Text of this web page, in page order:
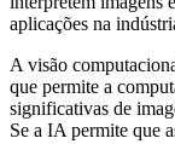
aplicações na
A visão
que permite a
significativas de
Se a IA permite que